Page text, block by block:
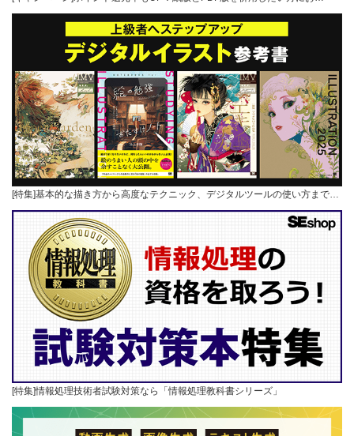
[特集]基本的な描き方から高度なテクニック、デジタルツールの使い方まで…
[特集]情報処理技術者試験対策なら「情報処理教科書シリーズ」